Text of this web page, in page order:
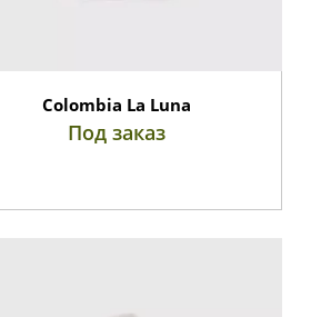
Colombia La Luna
Под заказ